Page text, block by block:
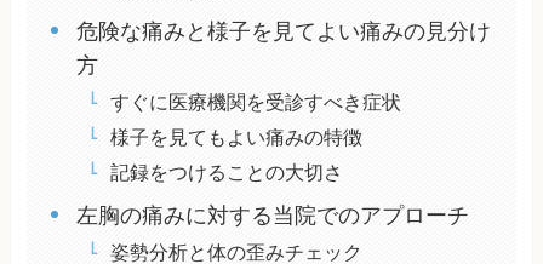
危険な痛みと様子を見てよい痛みの見分け
方
すぐに医療機関を受診すべき症状
様子を見てもよい痛みの特徴
記録をつけることの大切さ
左胸の痛みに対する当院でのアプローチ
姿勢分析と体の歪みチェック